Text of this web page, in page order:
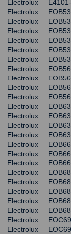
Electrolux
Electrolux
Electrolux
Electrolux
Electrolux
Electrolux
Electrolux
Electrolux
Electrolux
Electrolux
Electrolux
Electrolux
Electrolux
Electrolux
Electrolux
Electrolux
Electrolux
Electrolux
Electrolux
Electrolux
Electrolux
Electrolux
Electrolux
Electrolux
Electrolux